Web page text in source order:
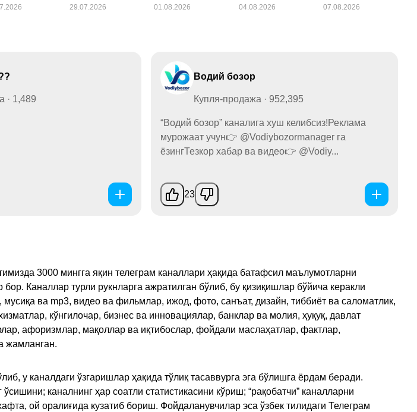
· 1,489
Водий бозор
Купля-продажа · 952,395
“Водий бозор” каналига хуш келибсиз!Реклама
мурожаат учун👉 @Vodiybozormanager га
ёзингТезкор хабар ва видео👉 @Vodiy...
23
3000 мингга яқин телеграм каналлари ҳақида батафсил маълумотларни
Каналлар турли рукнларга ажратилган бўлиб, бу қизиқишлар бўйича керакли
ва mp3, видео ва фильмлар, ижод, фото, санъат, дизайн, тиббиёт ва саломатлик,
кўнгилочар, бизнес ва инновациялар, банклар ва молия, ҳуқуқ, давлат
афоризмлар, мақоллар ва иқтибослар, фойдали маслаҳатлар, фактлар,
жамланган.
у каналдаги ўзгаришлар ҳақида тўлиқ тасаввурга эга бўлишга ёрдам беради.
каналнинг ҳар соатли статистикасини кўриш; “рақобатчи” каналларни
ой оралиғида кузатиб бориш. Фойдаланувчилар эса ўзбек тилидаги Телеграм